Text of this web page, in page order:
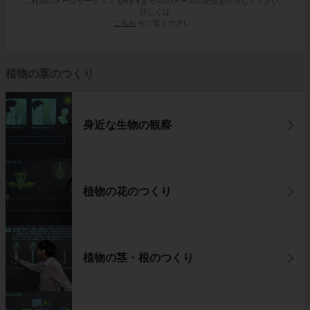
詳しくは
こちら
をご覧ください。
植物の葉のつくり
身近な生物の観察
植物の花のつくり
植物の茎・根のつくり